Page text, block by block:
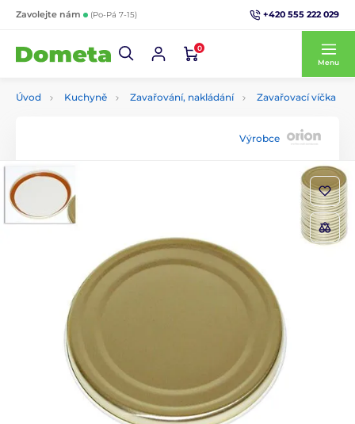
Zavolejte nám (Po-Pá 7-15) +420 555 222 029
0
Menu
Úvod Kuchyně Zavařování, nakládání Zavařovací víčka
Výrobce